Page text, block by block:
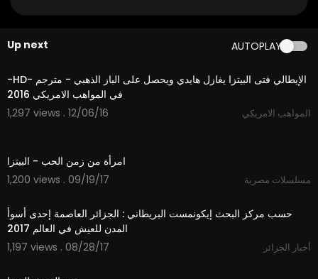
Up next AUTOPLAY
06:45
‫الإيطالي فتى البيتزا يغازل هايدي ويحصل على الباز الذهبي - مترجم -HD-
1,297 views . 12/06/16
المواهب الامريكي
امرأة من زمن الحب - البيتزا
1,200 views . 09/19/17
مسلسلات مصرية
حسب مركز البحث إيكونمست البريطاني : الجزائر العاصمة إحدى أسوأ
المدن للعيش في العالم 2017
1,197 views . 08/28/17
أخبار الجزائر